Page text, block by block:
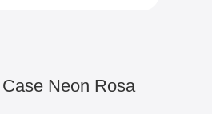
Neon Rosa